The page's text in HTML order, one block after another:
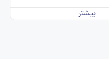
بیشتر